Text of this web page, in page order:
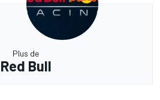
Plus de
Red Bull